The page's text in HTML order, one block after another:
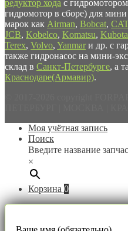
редуктор хода с
гидромотор в сборе) для мини
марок как Airman, Bobcat, CAT
JCB, Kobelco, Komatsu, Kubota
Terex, Volvo, Yanmar и др. с
также гидронасос на мини-
склад в Санкт-Петербурге, а
Краснодаре(Армавир).
Моя учётная запись
Поиск
Введите название
×
Корзина 0